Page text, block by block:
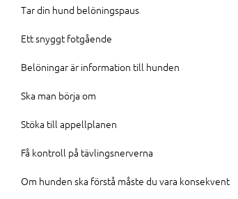
Tar din hund belöningspaus
Ett snyggt fotgående
Belöningar är information till hunden
Ska man börja om
Stöka till appellplanen
Få kontroll på tävlingsnerverna
Om hunden ska förstå måste du vara konsekvent